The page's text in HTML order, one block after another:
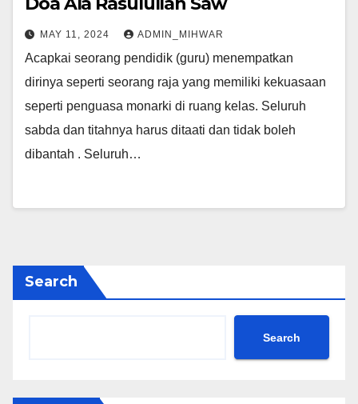
MAY 11, 2024 ADMIN_MIHWAR
Acapkai seorang pendidik (guru) menempatkan
dirinya seperti seorang raja yang memiliki kekuasaan
seperti penguasa monarki di ruang kelas. Seluruh
sabda dan titahnya harus ditaati dan tidak boleh
dibantah . Seluruh…
Search
Search